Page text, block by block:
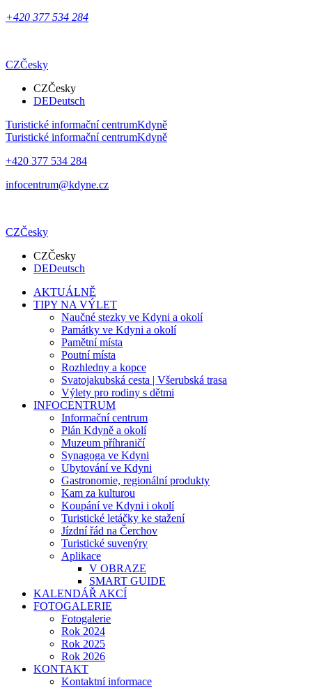
+420 377 534 284
CZČesky
CZČesky
DEDeutsch
Turistické informační centrumKdyně
Turistické informační centrumKdyně
+420 377 534 284
infocentrum@kdyne.cz
CZČesky
CZČesky
DEDeutsch
AKTUÁLNĚ
TIPY NA VÝLET
Naučné stezky ve Kdyni a okolí
Památky ve Kdyni a okolí
Pamětní místa
Poutní místa
Rozhledny a kopce
Svatojakubská cesta | Všerubská trasa
Výlety pro rodiny s dětmi
INFOCENTRUM
Informační centrum
Plán Kdyně a okolí
Muzeum příhraničí
Synagoga ve Kdyni
Ubytování ve Kdyni
Gastronomie, regionální produkty
Kam za kulturou
Koupání ve Kdyni i okolí
Turistické letáčky ke stažení
Jízdní řád na Čerchov
Turistické suvenýry
Aplikace
V OBRAZE
SMART GUIDE
KALENDÁŘ AKCÍ
FOTOGALERIE
Fotogalerie
Rok 2024
Rok 2025
Rok 2026
KONTAKT
Kontaktní informace